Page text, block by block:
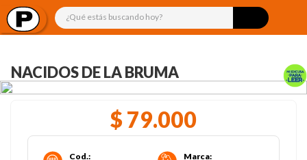
¿Qué estás buscando hoy?
NACIDOS DE LA BRUMA
$ 79.000
Cod.:
Marca: